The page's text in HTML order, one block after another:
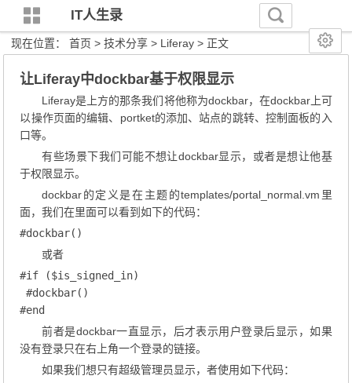
IT人生录
现在位置：首页 >技术分享 > Liferay > 正文
让Liferay中dockbar基于权限显示
Liferay是上方的那条我们将他称为dockbar，在dockbar上可
以操作页面的编辑、portket的添加、站点的跳转、控制面板的入
口等。
有些场景下我们可能不想让dockbar显示，或者是想让他基
于权限显示。
dockbar的定义是在主题的templates/portal_normal.vm里
面，我们在里面可以看到如下的代码：
#dockbar()
或者
#if ($is_signed_in)
#dockbar()
#end
前者是dockbar一直显示，后才表示用户登录后显示，如果
没有登录只在右上角一个登录的链接。
如果我们想只有超级管理员显示，者使用如下代码：